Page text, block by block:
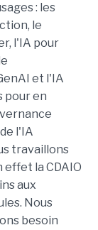
: les
le
l'IA pour
et l'IA
pour en
l'IA
travaillons
effet la CDAIO
aux
Nous
besoin